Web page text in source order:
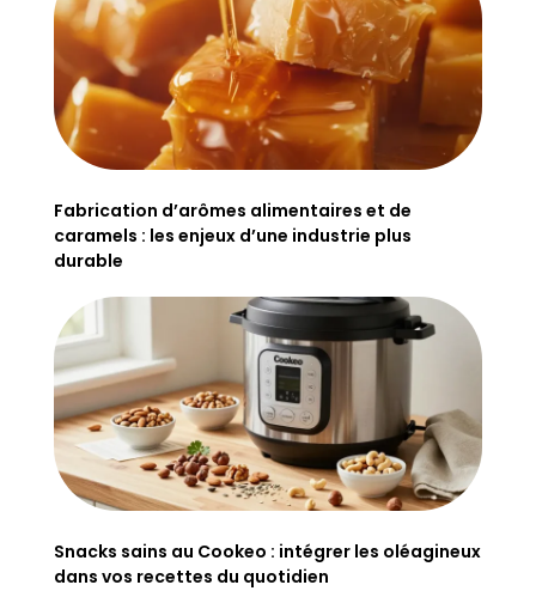
Fabrication d’arômes alimentaires et de
caramels : les enjeux d’une industrie plus
durable
Snacks sains au Cookeo : intégrer les oléagineux
dans vos recettes du quotidien